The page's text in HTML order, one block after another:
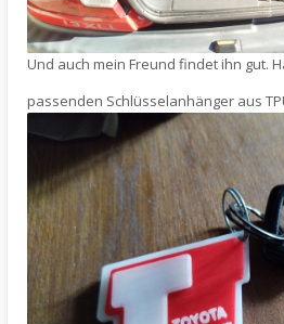
Und auch mein Freund findet ihn gut.
passenden Schlüsselanhänger aus